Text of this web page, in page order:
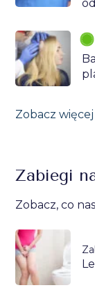
Zobacz
Zabiegi
Zobacz, co